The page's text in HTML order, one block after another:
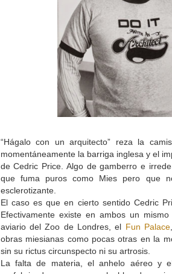
“Hágalo con un arquitecto” reza la
momentáneamente la barriga inglesa y el
de Cedric Price. Algo de gamberro e
que fuma puros como Mies pero que
esclerotizante.
El caso es que en cierto sentido Cedric
Efectivamente existe en ambos un
aviario del Zoo de Londres, el Fun Palace
obras miesianas como pocas otras en la
sin su rictus circunspecto ni su artrosis.
La falta de materia, el anhelo aéreo y